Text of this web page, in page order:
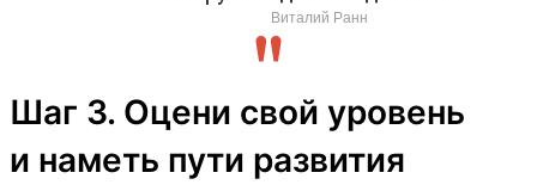
Виталий Ранн
Шаг 3. Оцени свой уровень
и наметь пути развития